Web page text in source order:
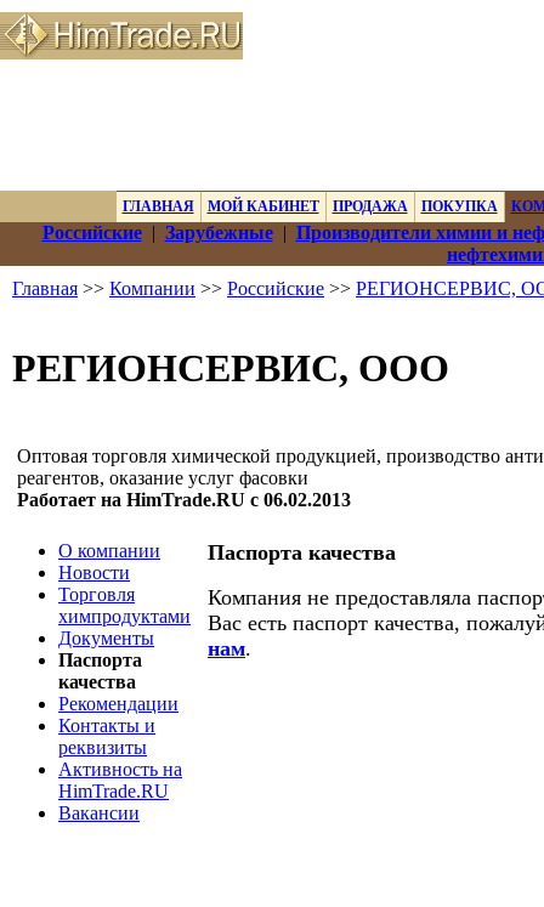
ГЛАВНАЯ МОЙ КАБИНЕТ ПРОДАЖА ПОКУПКА
Российские| Зарубежные| Производители химии и
Главная >> Компании >> Российские >> РЕГИОНСЕРВИС,
РЕГИОНСЕРВИС, ООО
Оптовая торговля химической продукцией, производство
реагентов, оказание услуг фасовки
Работает на HimTrade.RU с 06.02.2013
О компании
Новости
Торговля
химпродуктами
Документы
Паспорта
качества
Рекомендации
Контакты и
реквизиты
Активность на
HimTrade.RU
Вакансии
Паспорта качества
Компания не предоставляла
Вас есть паспорт качества,
нам.